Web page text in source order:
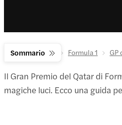
Sommario
Sport motoristici Formula 1 GP
Il Gran Premio del Qatar di
magiche luci. Ecco una guida